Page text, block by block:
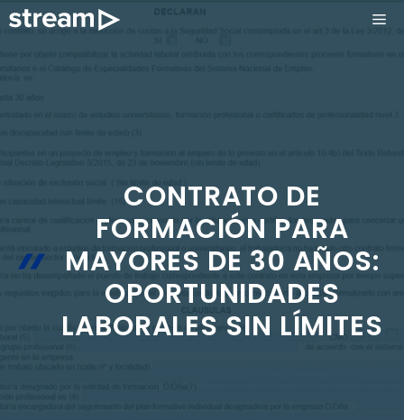
Saltar
CONTRATO DE
FORMACIÓN PARA
MAYORES DE 30 AÑOS:
OPORTUNIDADES
LABORALES SIN LÍMITES